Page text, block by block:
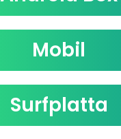
Mobil
Surfplatta